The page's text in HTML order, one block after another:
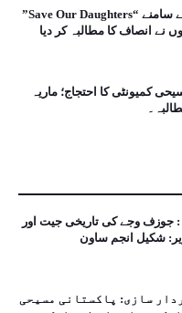
اقوام متحدہ ہیڈکوارٹر کے سامنے “Save Our Daughters”
نے انصاف کا مطالبہ کر دیا
کمیونٹی کا احتجاج؛ ماریہ
جوزف وجے کی تاریخی جیت اور
شکیل انجم ساون
سازی: پاکستانی مسیحی